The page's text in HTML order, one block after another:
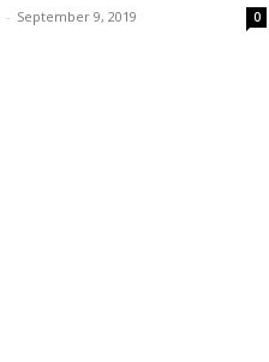
- September 9, 2019 0